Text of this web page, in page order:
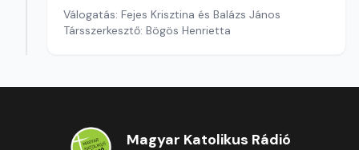
Válogatás: Fejes Krisztina és Balázs János
Társszerkesztő: Bögös Henrietta
Magyar Katolikus Rádió